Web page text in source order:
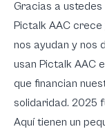
Gracias a ustedes
Pictalk AAC crece
nos ayudan y nos
usan Pictalk AAC
que financian
solidaridad. 2025
Aquí tienen un